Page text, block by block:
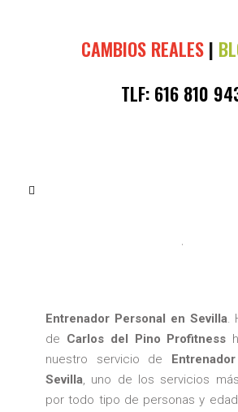
CAMBIOS REALES |
TLF: 616 810
Entrenador Personal en Sevilla.
de Carlos del Pino Profitness
nuestro servicio de
Sevilla, uno de los servicios
por todo tipo de personas y